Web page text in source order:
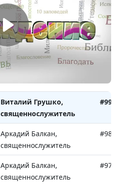
Виталий Грушко,
священнослужитель
#102
Виталий Грушко,
священнослужитель
#101
Виталий Грушко,
священнослужитель
Виталий Грушко,
священнослужитель
#99
Аркадий Балкан,
священнослужитель
#98
Аркадий Балкан,
священнослужитель
#97